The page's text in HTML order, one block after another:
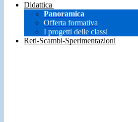
Didattica
Panoramica
Offerta formativa
I progetti delle classi
Reti-Scambi-Sperimentazioni